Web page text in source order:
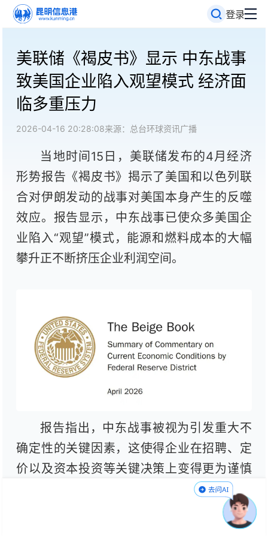
登录
美联储《褐皮书》显示 中东战事
致美国企业陷入观望模式 经济面
临多重压力
2026-04-16 20:28:08来源：总台环球资讯广播
当地时间15日，美联储发布的4月经济
形势报告《褐皮书》揭示了美国和以色列联
合对伊朗发动的战事对美国本身产生的反噬
效应。报告显示，中东战事已使众多美国企
业陷入“观望”模式，能源和燃料成本的大幅
攀升正不断挤压企业利润空间。
报告指出，中东战事被视为引发重大不
确定性的关键因素，这使得企业在招聘、定
价以及资本投资等关键决策上变得更为谨慎
和复杂。许多企业纷纷表示，目前正采取观
望态度，以评估局势进一步发展可能带来的